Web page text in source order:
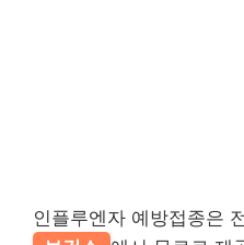
인플루엔자 예방접종은